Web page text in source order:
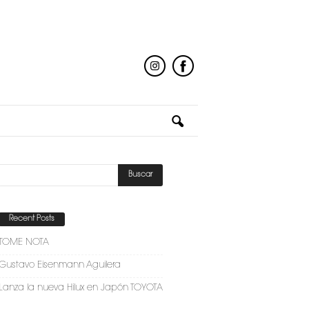
Recent Posts
TOME NOTA
Eisenmann Aguilera
Lanza la nueva Hilux en Japón TOYOTA